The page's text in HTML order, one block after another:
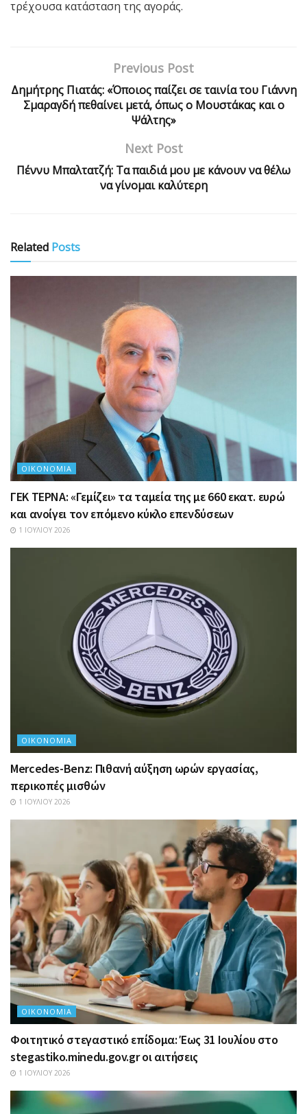
τρέχουσα κατάσταση της αγοράς.
Previous Post
Δημήτρης Πιατάς: «Όποιος παίζει σε ταινία του Γιάννη
Σμαραγδή πεθαίνει μετά, όπως ο Μουστάκας και ο
Ψάλτης»
Next Post
Πέννυ Μπαλτατζή: Τα παιδιά μου με κάνουν να θέλω
να γίνομαι καλύτερη
Related Posts
ΟΙΚΟΝΟΜΊΑ
ΓΕΚ ΤΕΡΝΑ: «Γεμίζει» τα ταμεία της με 660 εκατ. ευρώ
και ανοίγει τον επόμενο κύκλο επενδύσεων
1 ΙΟΥΛΊΟΥ 2026
ΟΙΚΟΝΟΜΊΑ
Mercedes-Benz: Πιθανή αύξηση ωρών εργασίας,
περικοπές μισθών
1 ΙΟΥΛΊΟΥ 2026
ΟΙΚΟΝΟΜΊΑ
Φοιτητικό στεγαστικό επίδομα: Έως 31 Ιουλίου στο
stegastiko.minedu.gov.gr οι αιτήσεις
1 ΙΟΥΛΊΟΥ 2026